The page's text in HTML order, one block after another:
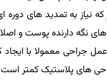
نیاز به تمدید های
نگه دارنده پوست و
جراحی معمولا با
های پلاستیک کمتر است.